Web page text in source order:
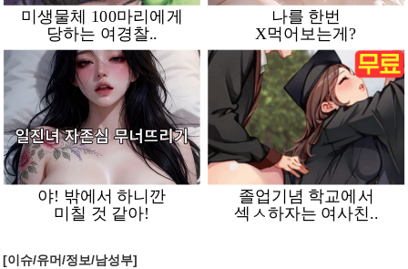
[이슈/유머/정보/남성부]